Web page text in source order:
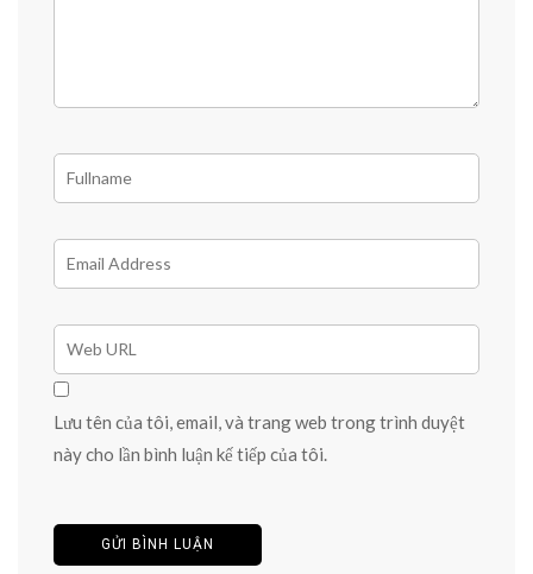
Lưu tên của tôi, email, và trang web trong trình duyệt
này cho lần bình luận kế tiếp của tôi.